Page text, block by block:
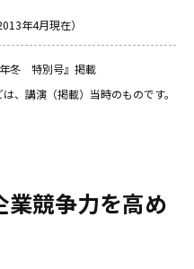
年4月現在）
冬 特別号』掲載
、講演（掲載）当時のものです。
業競争力を高め